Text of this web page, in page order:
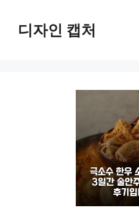
디자인 캡처